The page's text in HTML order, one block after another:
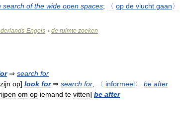
search of the wide open spaces; 〈 op de vlucht gaan〉
-Engels > de ruimte zoeken
⇒ search for
zijn op] look for⇒ search for 〈 informeel〉 be after
om op iemand te vitten] be after